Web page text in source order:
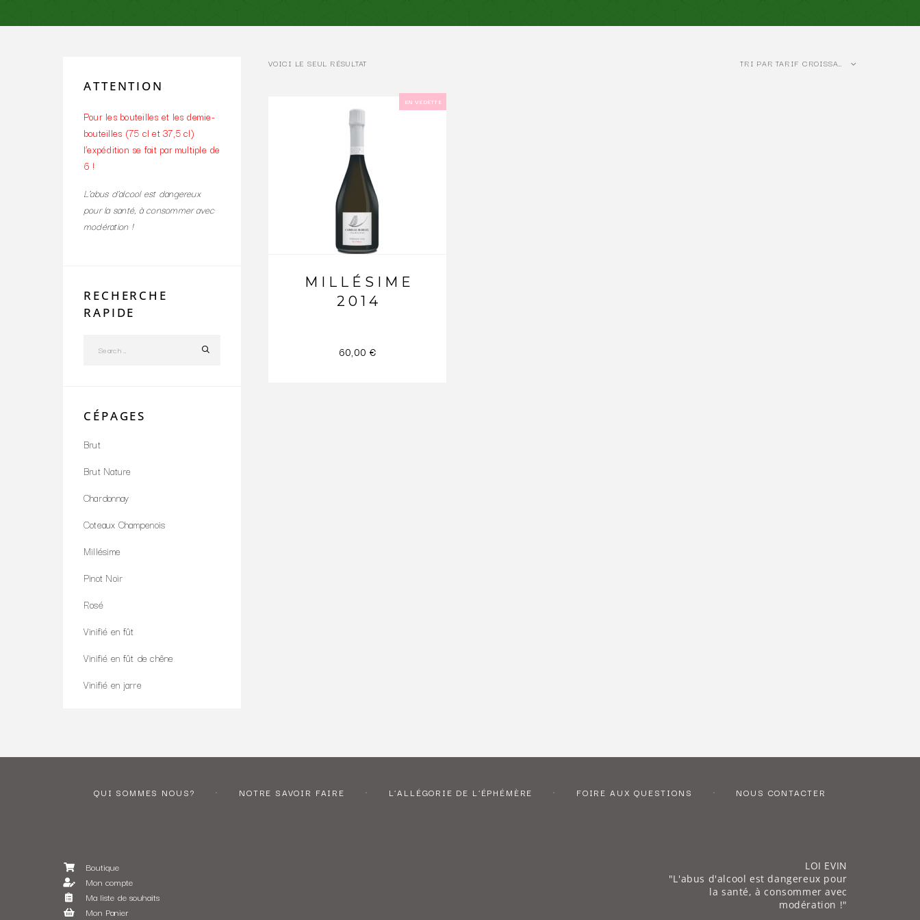
ATTENTION
Pour les bouteilles et les demie-
bouteilles (75 cl et 37,5 cl)
l’expédition se fait par multiple de
6 !
L’abus d’alcool est dangereux
pour la santé, à consommer avec
modération !
RECHERCHE
RAPIDE
CÉPAGES
Brut
Brut Nature
Chardonnay
Coteaux Champenois
Millésime
Pinot Noir
Rosé
Vinifié en fût
Vinifié en fût de chêne
Vinifié en jarre
VOICI LE SEUL RÉSULTAT TRI PAR TARIF CROISSANT
EN VEDETTE
MILLÉSIME
2014
60,00 €
QUI SOMMES NOUS? NOTRE SAVOIR FAIRE L’ALLÉGORIE DE L’ÉPHÉMÈRE FOIRE AUX QUESTIONS NOUS CONTACTER
Boutique
Mon compte
Ma liste de souhaits
Mon Panier
LOI EVIN
"L'abus d'alcool est dangereux pour
la santé, à consommer avec
modération !"